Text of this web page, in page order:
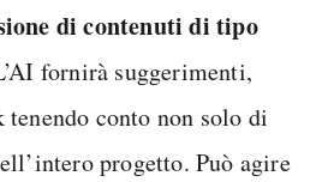
di contenuti di tipo
fornirà suggerimenti,
conto non solo di
progetto. Può agire